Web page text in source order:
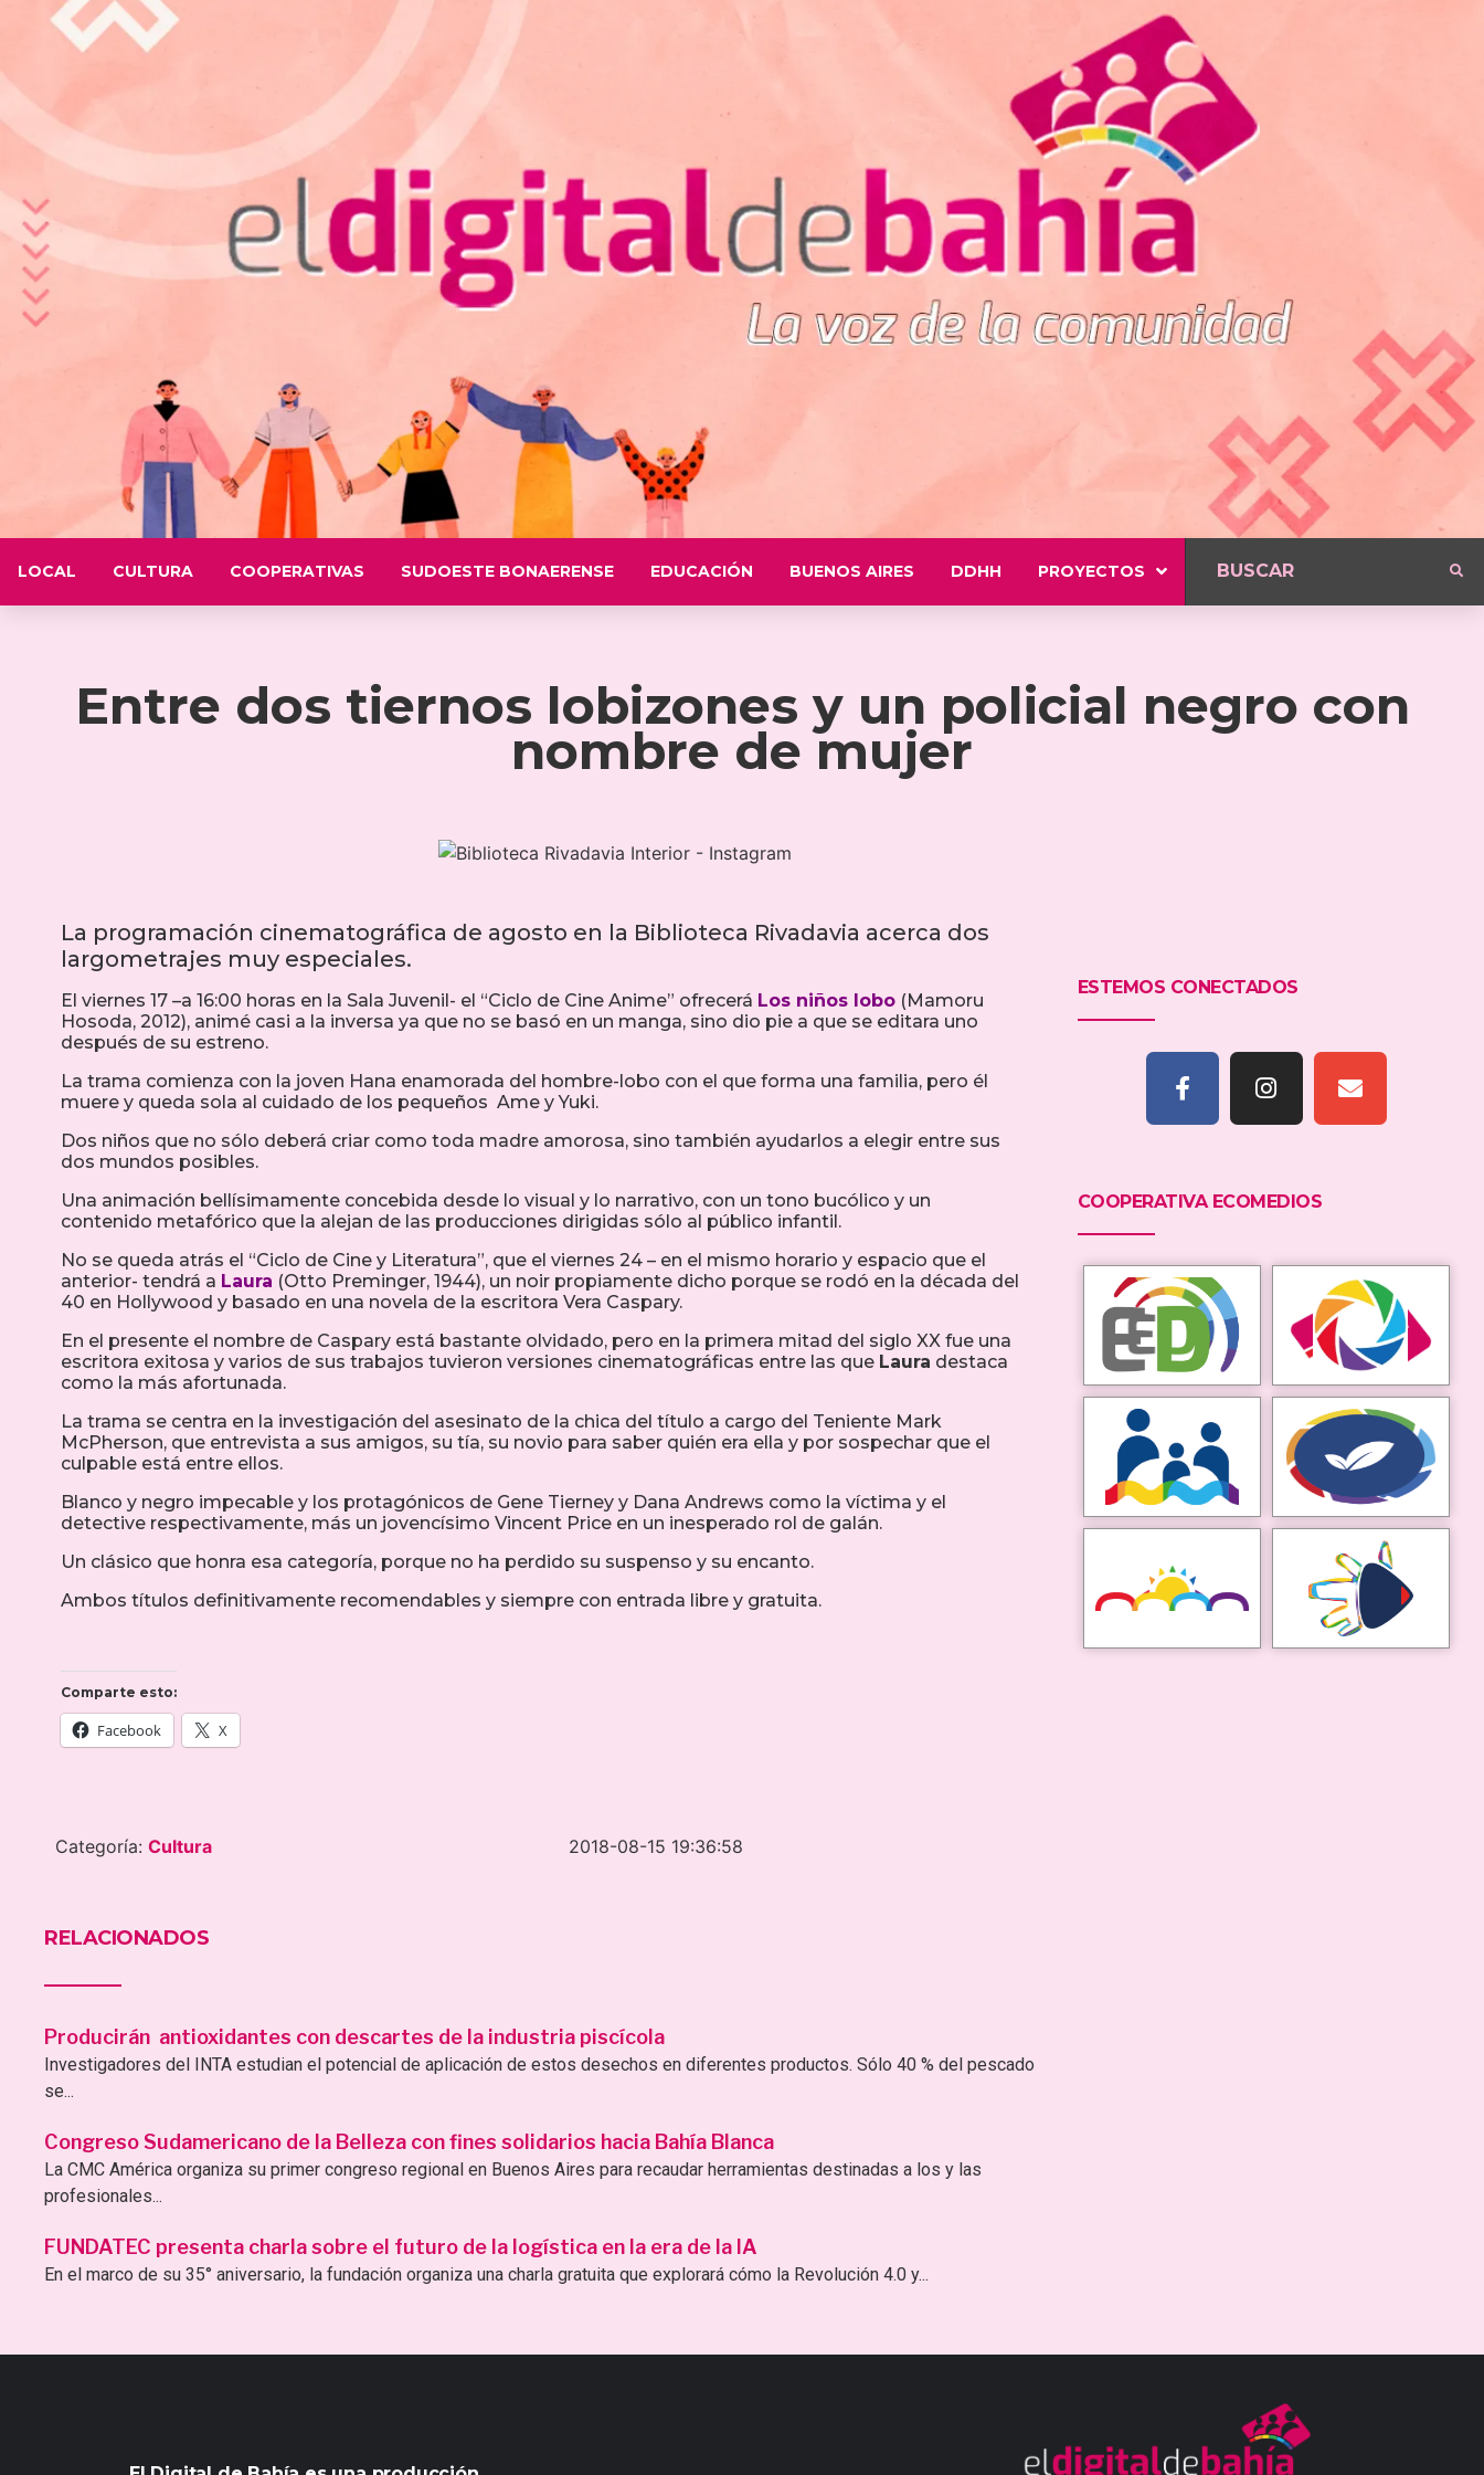
LOCAL CULTURA COOPERATIVAS SUDOESTE BONAERENSE EDUCACIÓN BUENOS AIRES DDHH PROYECTOS
Entre dos tiernos lobizones y un policial negro con
nombre de mujer
La programación cinematográfica de agosto en la Biblioteca Rivadavia acerca dos
largometrajes muy especiales.
El viernes 17 –a 16:00 horas en la Sala Juvenil- el “Ciclo de Cine Anime” ofrecerá Los niños lobo (Mamoru
Hosoda, 2012), animé casi a la inversa ya que no se basó en un manga, sino dio pie a que se editara uno
después de su estreno.
La trama comienza con la joven Hana enamorada del hombre-lobo con el que forma una familia, pero él
muere y queda sola al cuidado de los pequeños Ame y Yuki.
Dos niños que no sólo deberá criar como toda madre amorosa, sino también ayudarlos a elegir entre sus
dos mundos posibles.
Una animación bellísimamente concebida desde lo visual y lo narrativo, con un tono bucólico y un
contenido metafórico que la alejan de las producciones dirigidas sólo al público infantil.
No se queda atrás el “Ciclo de Cine y Literatura”, que el viernes 24 – en el mismo horario y espacio que el
anterior- tendrá a Laura (Otto Preminger, 1944), un noir propiamente dicho porque se rodó en la década del
40 en Hollywood y basado en una novela de la escritora Vera Caspary.
En el presente el nombre de Caspary está bastante olvidado, pero en la primera mitad del siglo XX fue una
escritora exitosa y varios de sus trabajos tuvieron versiones cinematográficas entre las que Laura destaca
como la más afortunada.
La trama se centra en la investigación del asesinato de la chica del título a cargo del Teniente Mark
McPherson, que entrevista a sus amigos, su tía, su novio para saber quién era ella y por sospechar que el
culpable está entre ellos.
Blanco y negro impecable y los protagónicos de Gene Tierney y Dana Andrews como la víctima y el
detective respectivamente, más un jovencísimo Vincent Price en un inesperado rol de galán.
Un clásico que honra esa categoría, porque no ha perdido su suspenso y su encanto.
Ambos títulos definitivamente recomendables y siempre con entrada libre y gratuita.
Comparte esto:
Facebook X
Categoría: Cultura 2018-08-15 19:36:58
RELACIONADOS
Producirán antioxidantes con descartes de la industria piscícola
Investigadores del INTA estudian el potencial de aplicación de estos desechos en diferentes productos. Sólo 40 % del pescado
se...
Congreso Sudamericano de la Belleza con fines solidarios hacia Bahía Blanca
La CMC América organiza su primer congreso regional en Buenos Aires para recaudar herramientas destinadas a los y las
profesionales...
FUNDATEC presenta charla sobre el futuro de la logística en la era de la IA
En el marco de su 35° aniversario, la fundación organiza una charla gratuita que explorará cómo la Revolución 4.0 y...
ESTEMOS CONECTADOS
COOPERATIVA ECOMEDIOS